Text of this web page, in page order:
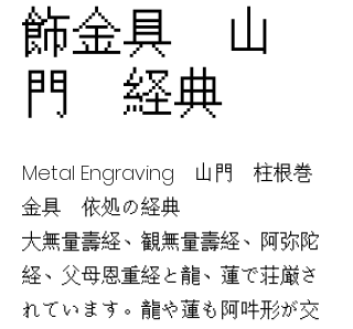
飾金具 山
門 経典
Metal Engraving 山門 柱根巻
金具 依処の経典
大無量壽経、観無量壽経、阿弥陀
経、父母恩重経と龍、蓮で荘厳さ
れています。龍や蓮も阿吽形が交